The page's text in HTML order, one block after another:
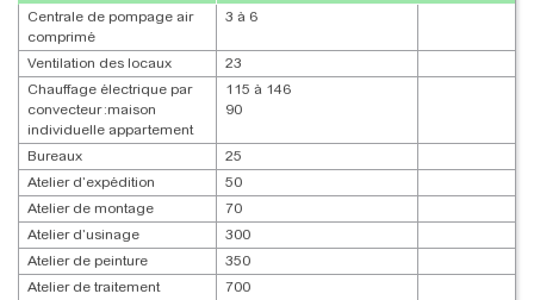
Centrale de pompage air
comprimé
3 à 6
Ventilation des locaux
23
Chauffage électrique par
convecteur :maison
individuelle appartement
115 à 146
90
Bureaux
25
Atelier d’expédition
50
Atelier de montage
70
Atelier d’usinage
300
Atelier de peinture
350
Atelier de traitement
700